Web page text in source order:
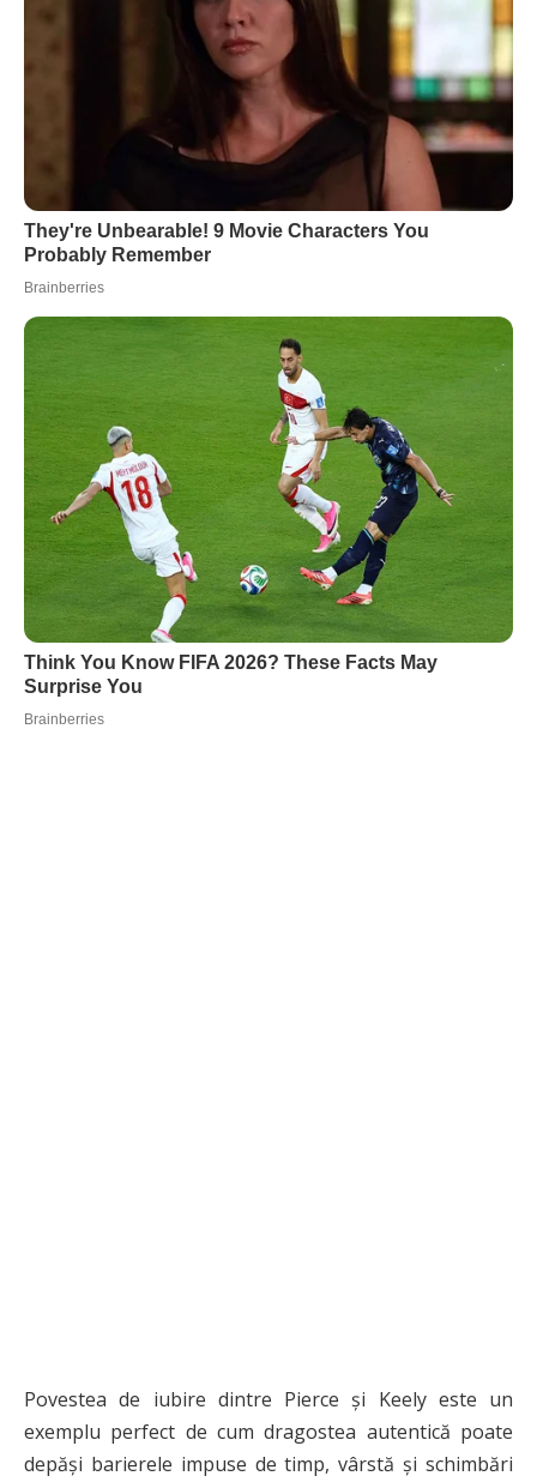
Povestea de iubire dintre Pierce și Keely este un
exemplu perfect de cum dragostea autentică poate
depăși barierele impuse de timp, vârstă și schimbări